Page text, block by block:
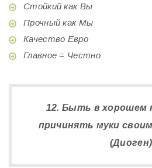
Стойкий как Вы
Прочный как Мы
Качество Евро
Главное = Честно
12. Быть в хорошем
причинять муки
(Диоген)